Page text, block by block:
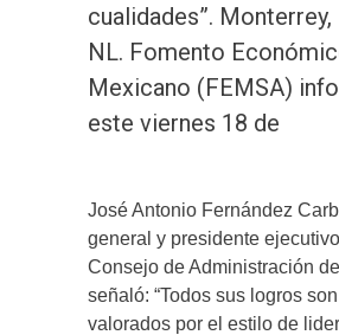
cualidades”. Monterrey,
NL. Fomento
Mexicano (FEMSA)
este viernes 18 de
José Antonio Fernández
general y presidente
Consejo de Administración
señaló: “Todos sus logros
valorados por el estilo de